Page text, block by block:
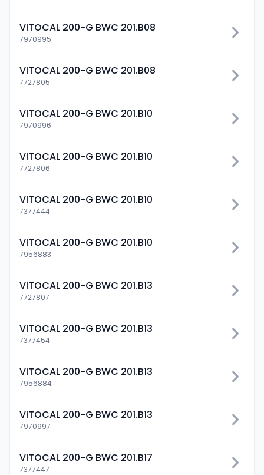
VITOCAL 200-G BWC 201.B08
7970995
VITOCAL 200-G BWC 201.B08
7727805
VITOCAL 200-G BWC 201.B10
7970996
VITOCAL 200-G BWC 201.B10
7727806
VITOCAL 200-G BWC 201.B10
7377444
VITOCAL 200-G BWC 201.B10
7956883
VITOCAL 200-G BWC 201.B13
7727807
VITOCAL 200-G BWC 201.B13
7377454
VITOCAL 200-G BWC 201.B13
7956884
VITOCAL 200-G BWC 201.B13
7970997
VITOCAL 200-G BWC 201.B17
7377447